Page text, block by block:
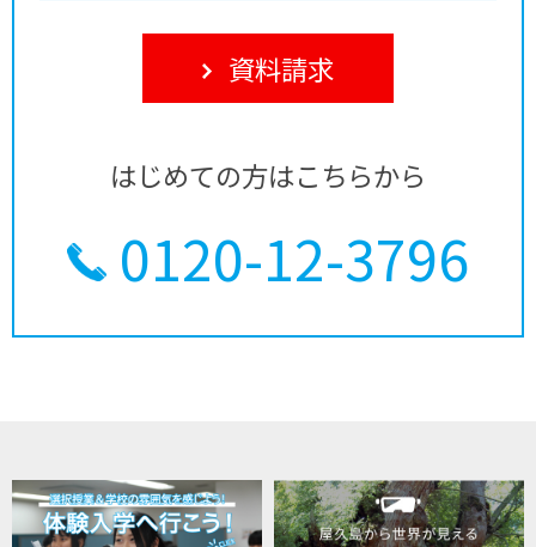
資料請求
はじめての方はこちらから
0120-12-3796